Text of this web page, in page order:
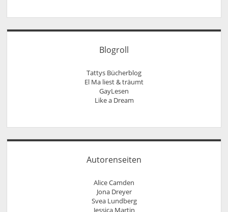
Blogroll
Tattys Bücherblog
El Ma liest & träumt
GayLesen
Like a Dream
Autorenseiten
Alice Camden
Jona Dreyer
Svea Lundberg
Jessica Martin